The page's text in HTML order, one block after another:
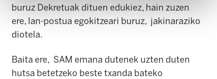
buruz Dekretuak dituen edukiez, hain zuzen
ere, lan-postua egokitzeari buruz, jakinaraziko
diotela.
Baita ere, SAM emana dutenek uzten duten
hutsa betetzeko beste txanda bateko